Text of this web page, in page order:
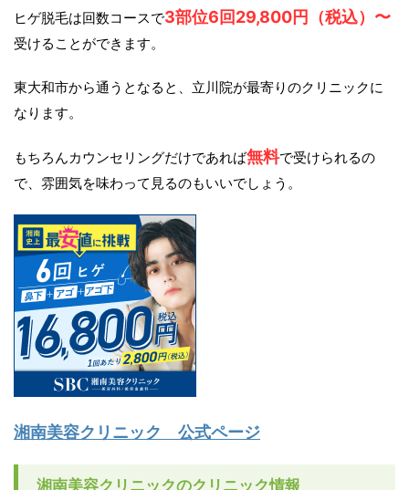
ヒゲ脱毛は回数コースで3部位6回29,800円（税込）〜
受けることができます。
東大和市から通うとなると、立川院が最寄りのクリニックに
なります。
もちろんカウンセリングだけであれば無料で受けられるの
で、雰囲気を味わって見るのもいいでしょう。
湘南美容クリニック 公式ページ
湘南美容クリニックのクリニック情報